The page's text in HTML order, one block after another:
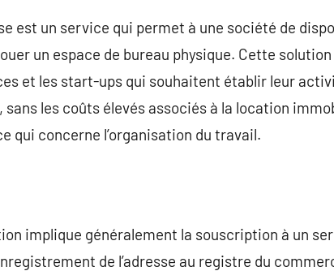
est un service qui permet à une société de
un espace de bureau physique. Cette
et les start-ups qui souhaitent établir leur
les coûts élevés associés à la location
qui concerne l’organisation du travail.
implique généralement la souscription à un
de l’adresse au registre du